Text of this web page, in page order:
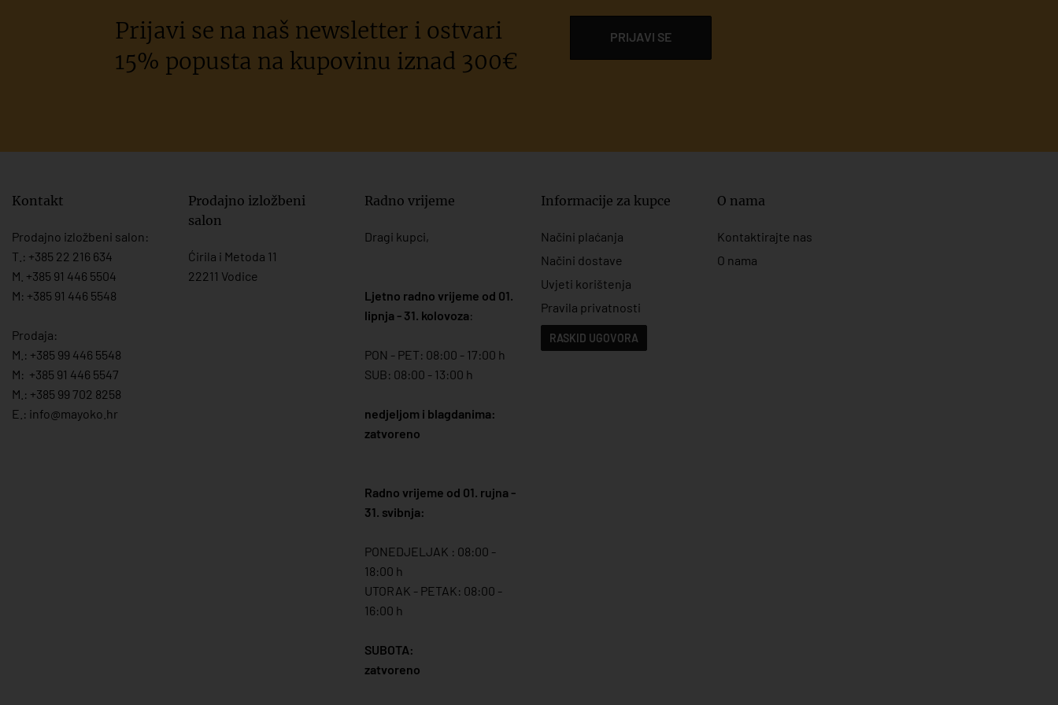
Prijavi se na naš newsletter i ostvari
15% popusta na kupovinu iznad 300€
PRIJAVI SE
Kontakt
Prodajno izložbeni salon:
T.: +385 22 216 634
M. +385 91 446 5504
M: +385 91 446 5548
Prodaja:
M.: +385 99 446 5548
M: +385 91 446 5547
M.: +385 99 702 8258
E.: info@mayoko. hr
Prodajno izložbeni
salon
Ćirila i Metoda 11
22211 Vodice
Radno vrijeme
Dragi kupci,
Ljetno radno vrijeme od 01.
lipnja - 31. kolovoza:
PON - PET: 08:00 - 17:00 h
SUB: 08:00 - 13:00 h
nedjeljom i blagdanima:
zatvoreno
Radno vrijeme od 01. rujna -
31. svibnja:
PONEDJELJAK : 08:00 -
18:00 h
UTORAK - PETAK: 08:00 -
16:00 h
SUBOTA:
zatvoreno
Informacije za kupce
Načini plaćanja
Načini dostave
Uvjeti korištenja
Pravila privatnosti
RASKID UGOVORA
O nama
Kontaktirajte nas
O nama